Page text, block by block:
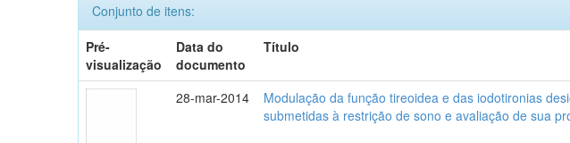
Conjunto de itens:
Pré-
visualização
Data do
documento
Título
28-mar-2014
Modulação da função tireoidea e das iodotironias
submetidas à restrição de sono e avaliação de sua